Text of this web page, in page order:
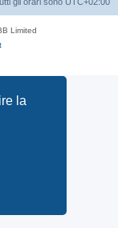
la
Limited